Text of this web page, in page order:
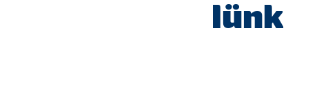
Vágj bele velünk